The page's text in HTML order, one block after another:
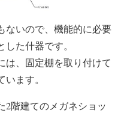
ないので、機能的に必要
た什器です。
は、固定棚を取り付けて
ます。
2階建てのメガネショッ